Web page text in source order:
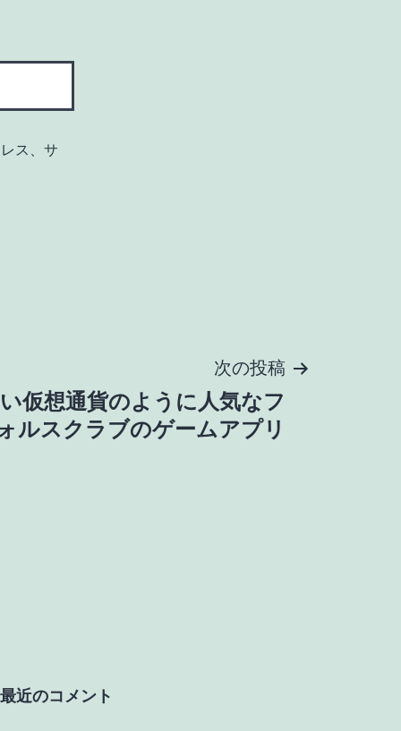
ス、サ
次の投稿
仮想通貨のように人気なフ
ルスクラブのゲームアプリ
最近のコメント